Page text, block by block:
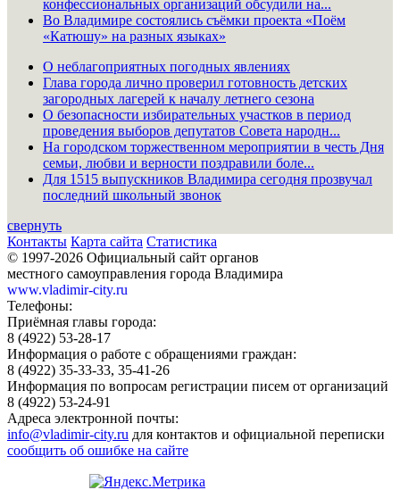
конфессиональных организаций обсудили на...
Во Владимире состоялись съёмки проекта «Поём
«Катюшу» на разных языках»
О неблагоприятных погодных явлениях
Глава города лично проверил готовность детских
загородных лагерей к началу летнего сезона
О безопасности избирательных участков в период
проведения выборов депутатов Совета народн...
На городском торжественном мероприятии в честь Дня
семьи, любви и верности поздравили боле...
Для 1515 выпускников Владимира сегодня прозвучал
последний школьный звонок
свернуть
Контакты Карта сайта Статистика
© 1997-2026 Официальный сайт органов
местного самоуправления города Владимира
www.vladimir-city.ru
Телефоны:
Приёмная главы города:
8 (4922) 53-28-17
Информация о работе с обращениями граждан:
8 (4922) 35-33-33, 35-41-26
Информация по вопросам регистрации писем от организаций
8 (4922) 53-24-91
Адреса электронной почты:
info@vladimir-city.ru для контактов и официальной переписки
сообщить об ошибке на сайте